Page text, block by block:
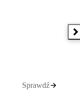
Sprawdź